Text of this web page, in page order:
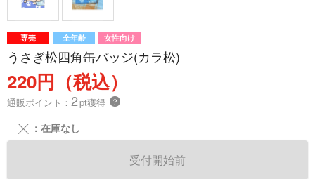
専売 全年齢 女性向け
うさぎ松四角缶バッジ(カラ松)
220円（税込）
通販ポイント： 2pt獲得 ？
╳ ：在庫なし
受付開始前